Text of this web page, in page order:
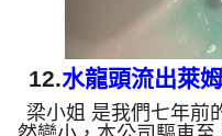
12.水龍頭流出萊
梁小姐 是我們七年前